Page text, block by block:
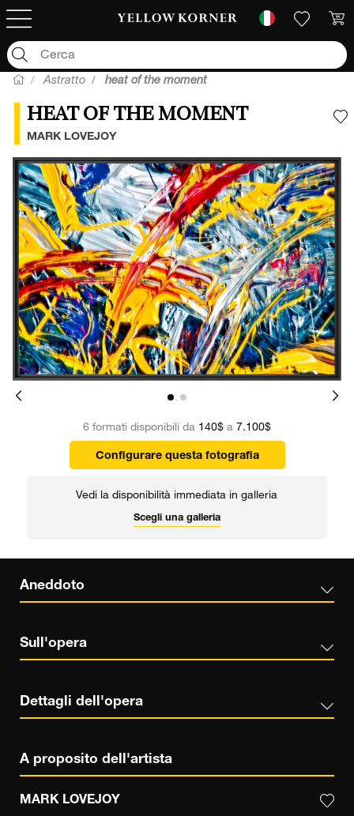
Astratto heat of the moment
HEAT OF THE MOMENT
MARK LOVEJOY
6 formati disponibili da 140$ a 7.100$
Configurare questa fotografia
Vedi la disponibilità immediata in galleria
Scegli una galleria
Aneddoto
Sull'opera
Dettagli dell'opera
A proposito dell'artista
MARK LOVEJOY